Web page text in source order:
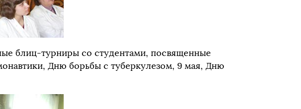
блиц-турниры со студентами, посвященные
Дню борьбы с туберкулезом, 9 мая, Дню